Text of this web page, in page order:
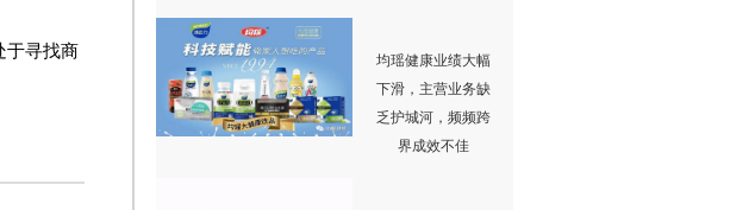
于寻找商
均瑶健康业绩大幅
下滑，主营业务缺
乏护城河，频频跨
界成效不佳